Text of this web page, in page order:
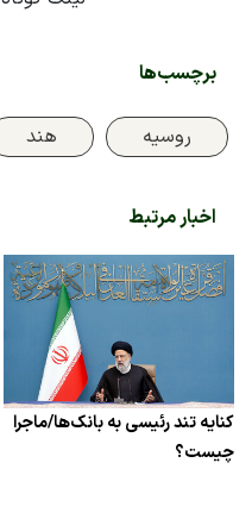
برچسب‌ها
روسیه هند
اخبار مرتبط
کنایه تند رئیسی به بانک‌ها/ماجرا
چیست؟